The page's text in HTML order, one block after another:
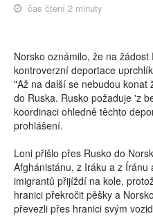
čas čtení 2 minuty
Norsko oznámilo, že na
kontroverzní deportace
"Až na další se nebudou
do Ruska. Rusko požaduje 'z
koordinaci ohledně těchto
prohlášení.
Loni přišlo přes Rusko do
Afghánistánu, z Iráku a z
imigrantů přijíždí na kole,
hranici překročit pěšky a
převezli přes hranici svým